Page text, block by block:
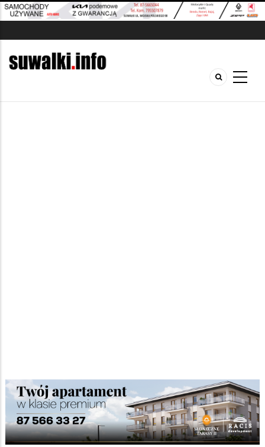
Ścieżka
nawigacyjna
Strona główna/Wiadomości/Artykuły
/
Od cegły do smartfona – ile są dziś warte stare telefony komórkowe?
FacebookPinterestTumblr
0 Reddit Share